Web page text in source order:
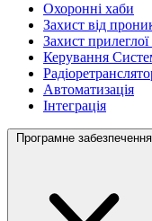
Охоронні хаби
Захист від
Захист прилеглої
Керування
Автоматизація
Інтеграція
Програмне забезпечення